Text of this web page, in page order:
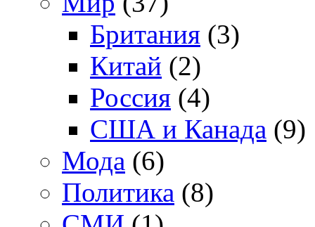
Британия (3)
Китай (2)
Россия (4)
США и Канада (9)
Мода (6)
Политика (8)